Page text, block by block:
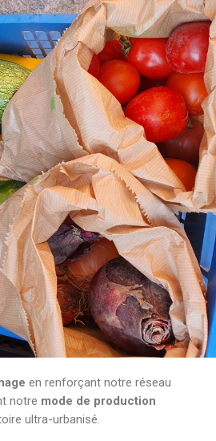
en renforçant notre réseau
notre mode de production
ultra-urbanisé.